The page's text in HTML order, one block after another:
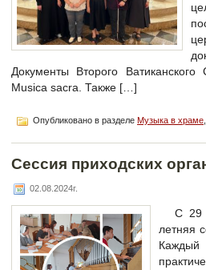
Документы Второго
Musica sacra. Также […]
Опубликовано в разделе Музыка в храме
Сессия приходских
02.08.2024г.
С 29
летняя